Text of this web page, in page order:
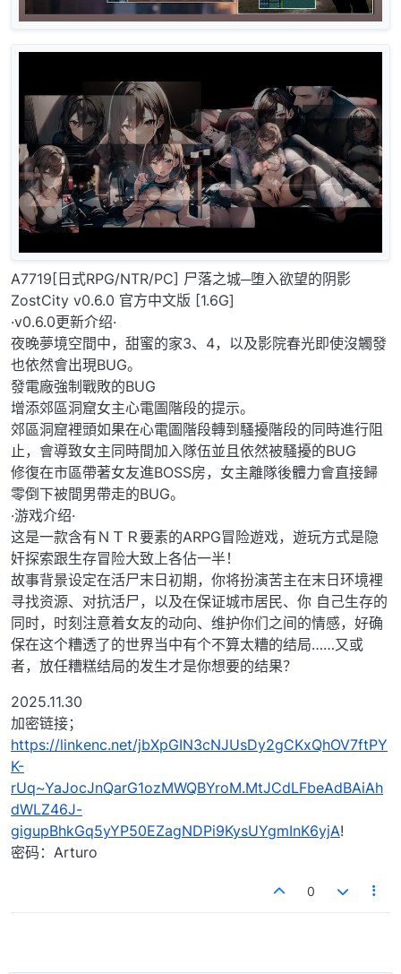
A7719[日式RPG/NTR/PC] 尸落之城─堕入欲望的阴影
ZostCity v0.6.0 官方中文版 [1.6G]
·v0.6.0更新介绍·
夜晚夢境空間中，甜蜜的家3、4，以及影院春光即使沒觸發
也依然會出現BUG。
發電廠強制戰敗的BUG
增添郊區洞窟女主心電圖階段的提示。
郊區洞窟裡頭如果在心電圖階段轉到騷擾階段的同時進行阻
止，會導致女主同時間加入隊伍並且依然被騷擾的BUG
修復在市區帶著女友進BOSS房，女主離隊後體力會直接歸
零倒下被間男帶走的BUG。
·游戏介绍·
这是一款含有ＮＴＲ要素的ARPG冒险遊戏，遊玩方式是隐
奸探索跟生存冒险大致上各佔一半！
故事背景设定在活尸末日初期，你将扮演苦主在末日环境裡
寻找资源、对抗活尸，以及在保证城市居民、你 自己生存的
同时，时刻注意着女友的动向、维护你们之间的情感，好确
保在这个糟透了的世界当中有个不算太糟的结局……又或
者，放任糟糕结局的发生才是你想要的结果？
2025.11.30
加密链接；
https://linkenc.net/jbXpGIN3cNJUsDy2gCKxQhOV7ftPY
K-
rUq~YaJocJnQarG1ozMWQBYroM.MtJCdLFbeAdBAiAh
dWLZ46J-
gigupBhkGq5yYP50EZagNDPi9KysUYgmInK6yjA!
密码：Arturo
0